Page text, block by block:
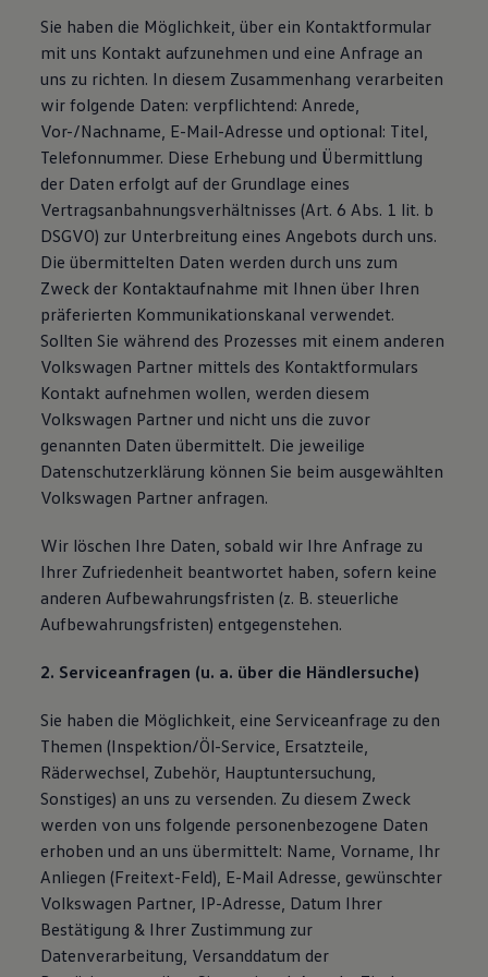
Bulli Magazin
Fahrzeugabholung ab Werk
Uptime
Sie haben die Möglichkeit, über ein Kontaktformular
mit uns Kontakt aufzunehmen und eine Anfrage an
uns zu richten. In diesem Zusammenhang verarbeiten
wir folgende Daten: verpflichtend: Anrede,
Vor-/Nachname, E-Mail-Adresse und optional: Titel,
Telefonnummer. Diese Erhebung und Übermittlung
der Daten erfolgt auf der Grundlage eines
Vertragsanbahnungsverhältnisses (Art. 6 Abs. 1 lit. b
DSGVO) zur Unterbreitung eines Angebots durch uns.
Die übermittelten Daten werden durch uns zum
Zweck der Kontaktaufnahme mit Ihnen über Ihren
präferierten Kommunikationskanal verwendet.
Sollten Sie während des Prozesses mit einem anderen
Volkswagen Partner mittels des Kontaktformulars
Kontakt aufnehmen wollen, werden diesem
Volkswagen Partner und nicht uns die zuvor
genannten Daten übermittelt. Die jeweilige
Datenschutzerklärung können Sie beim ausgewählten
Volkswagen Partner anfragen.
Wir löschen Ihre Daten, sobald wir Ihre Anfrage zu
Ihrer Zufriedenheit beantwortet haben, sofern keine
anderen Aufbewahrungsfristen (z. B. steuerliche
Aufbewahrungsfristen) entgegenstehen.
2. Serviceanfragen (u. a. über die Händlersuche)
Sie haben die Möglichkeit, eine Serviceanfrage zu den
Themen (Inspektion/Öl-Service, Ersatzteile,
Räderwechsel, Zubehör, Hauptuntersuchung,
Sonstiges) an uns zu versenden. Zu diesem Zweck
werden von uns folgende personenbezogene Daten
erhoben und an uns übermittelt: Name, Vorname, Ihr
Anliegen (Freitext-Feld), E-Mail Adresse, gewünschter
Volkswagen Partner, IP-Adresse, Datum Ihrer
Bestätigung & Ihrer Zustimmung zur
Datenverarbeitung, Versanddatum der